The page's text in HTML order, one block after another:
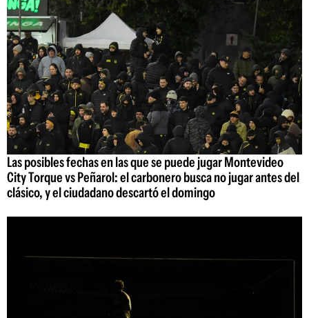
Las posibles fechas en las que se puede jugar Montevideo
City Torque vs Peñarol: el carbonero busca no jugar antes del
clásico, y el ciudadano descartó el domingo